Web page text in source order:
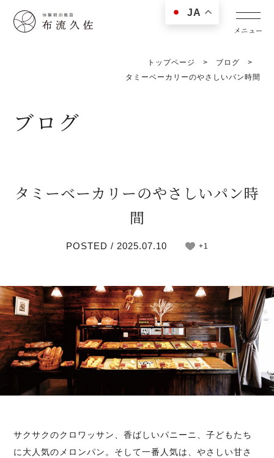
トップページ > ブログ >
タミーベーカリーのやさしいパン時間
ブログ
タミーベーカリーのやさしいパン時
間
POSTED / 2025.07.10 +1
サクサクのクロワッサン、香ばしいパニーニ、子どもたち
に大人気のメロンパン。そして一番人気は、やさしい甘さ
JA